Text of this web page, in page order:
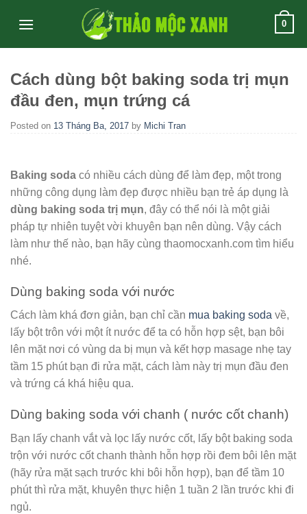
0
Cách dùng bột baking soda trị mụn
đầu đen, mụn trứng cá
Posted on 13 Tháng Ba, 2017 by Michi Tran
Baking soda có nhiều cách dùng để làm đẹp, một trong
những công dụng làm đẹp được nhiều bạn trẻ áp dụng là
dùng baking soda trị mụn, đây có thể nói là một giải
pháp tự nhiên tuyệt vời khuyên bạn nên dùng. Vậy cách
làm như thế nào, bạn hãy cùng thaomocxanh.com tìm hiểu
nhé.
Dùng baking soda với nước
Cách làm khá đơn giản, bạn chỉ cần mua baking soda về,
lấy bột trôn với một ít nước để ta có hỗn hợp sệt, bạn bôi
lên mặt nơi có vùng da bị mụn và kết hợp masage nhẹ tay
tầm 15 phút bạn đi rửa mặt, cách làm này trị mụn đầu đen
và trứng cá khá hiệu qua.
Dùng baking soda với chanh ( nước cốt chanh)
Bạn lấy chanh vắt và lọc lấy nước cốt, lấy bột baking soda
trộn với nước cốt chanh thành hỗn hợp rồi đem bôi lên mặt
(hãy rửa mặt sạch trước khi bôi hỗn hợp), bạn để tầm 10
phút thì rửa mặt, khuyên thực hiện 1 tuần 2 lần trước khi đi
ngủ.